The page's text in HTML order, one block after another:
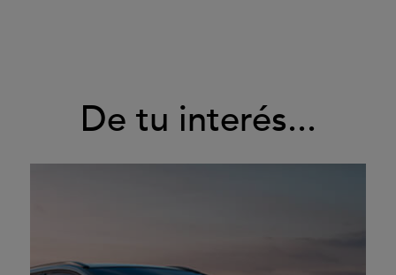
De tu interés...